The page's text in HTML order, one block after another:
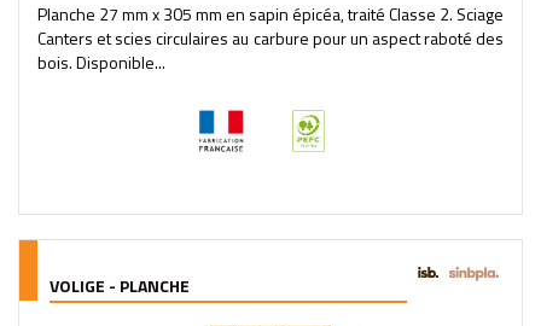
Planche 27 mm x 305 mm en sapin épicéa, traité Classe 2. Sciage
Canters et scies circulaires au carbure pour un aspect raboté des
bois. Disponible...
VOLIGE - PLANCHE